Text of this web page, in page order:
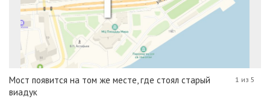
Мост появится на том же месте, где стоял старый
виадук
1 из 5